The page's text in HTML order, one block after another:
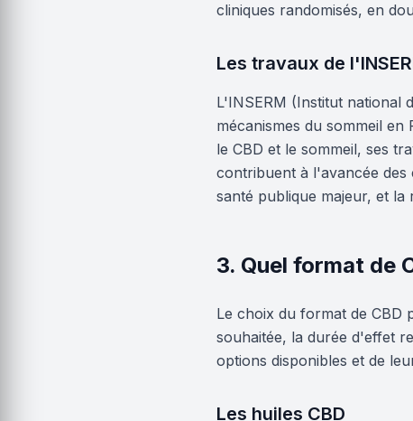
cliniques randomisés, en
Les travaux de
L'INSERM (Institut national
mécanismes du sommeil
le CBD et le sommeil, ses
contribuent à l'avancée des
santé publique majeur, et
3. Quel format de
Le choix du format de CBD
souhaitée, la durée d'effet
options disponibles et de
Les huiles CBD